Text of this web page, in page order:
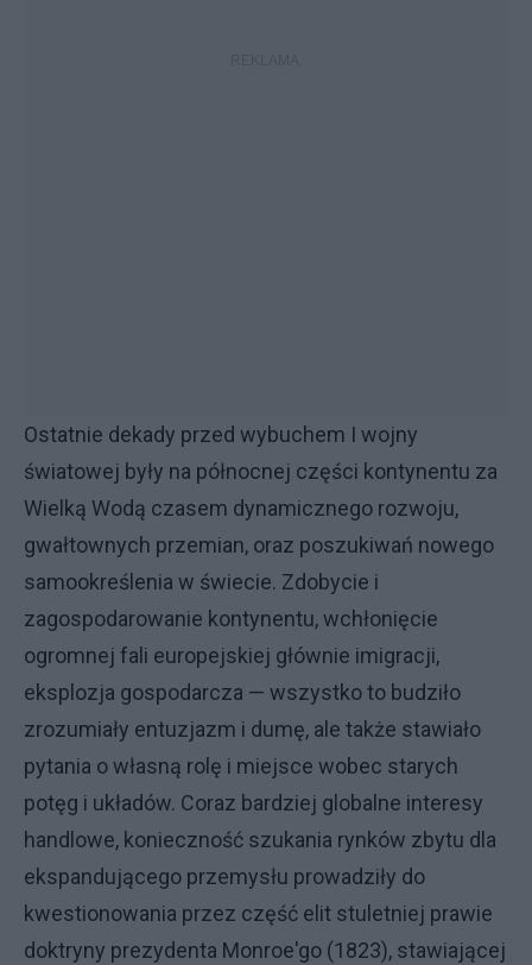
Ostatnie dekady przed wybuchem I wojny
światowej były na północnej części kontynentu za
Wielką Wodą czasem dynamicznego rozwoju,
gwałtownych przemian, oraz poszukiwań nowego
samookreślenia w świecie. Zdobycie i
zagospodarowanie kontynentu, wchłonięcie
ogromnej fali europejskiej głównie imigracji,
eksplozja gospodarcza — wszystko to budziło
zrozumiały entuzjazm i dumę, ale także stawiało
pytania o własną rolę i miejsce wobec starych
potęg i układów. Coraz bardziej globalne interesy
handlowe, konieczność szukania rynków zbytu dla
ekspandującego przemysłu prowadziły do
kwestionowania przez część elit stuletniej prawie
doktryny prezydenta Monroe'go (1823), stawiającej